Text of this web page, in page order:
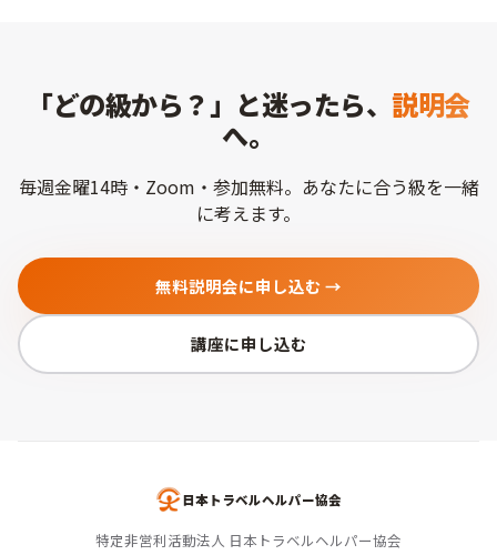
「どの級から？」と迷ったら、説明会
へ。
毎週金曜14時・Zoom・参加無料。 あなたに合う級を一緒
に考えます。
無料説明会に申し込む →
講座に申し込む
日本トラベルヘルパー協会
特定非営利活動法人 日本トラベルヘルパー協会